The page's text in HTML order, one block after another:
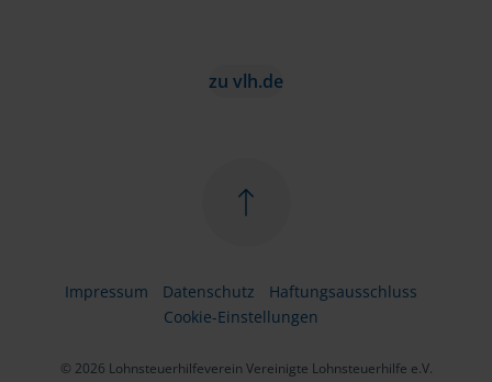
zu vlh.de
Impressum Datenschutz
Haftungsausschluss
Cookie-Einstellungen
© 2026 Lohnsteuerhilfeverein Vereinigte Lohnsteuerhilfe e.V.